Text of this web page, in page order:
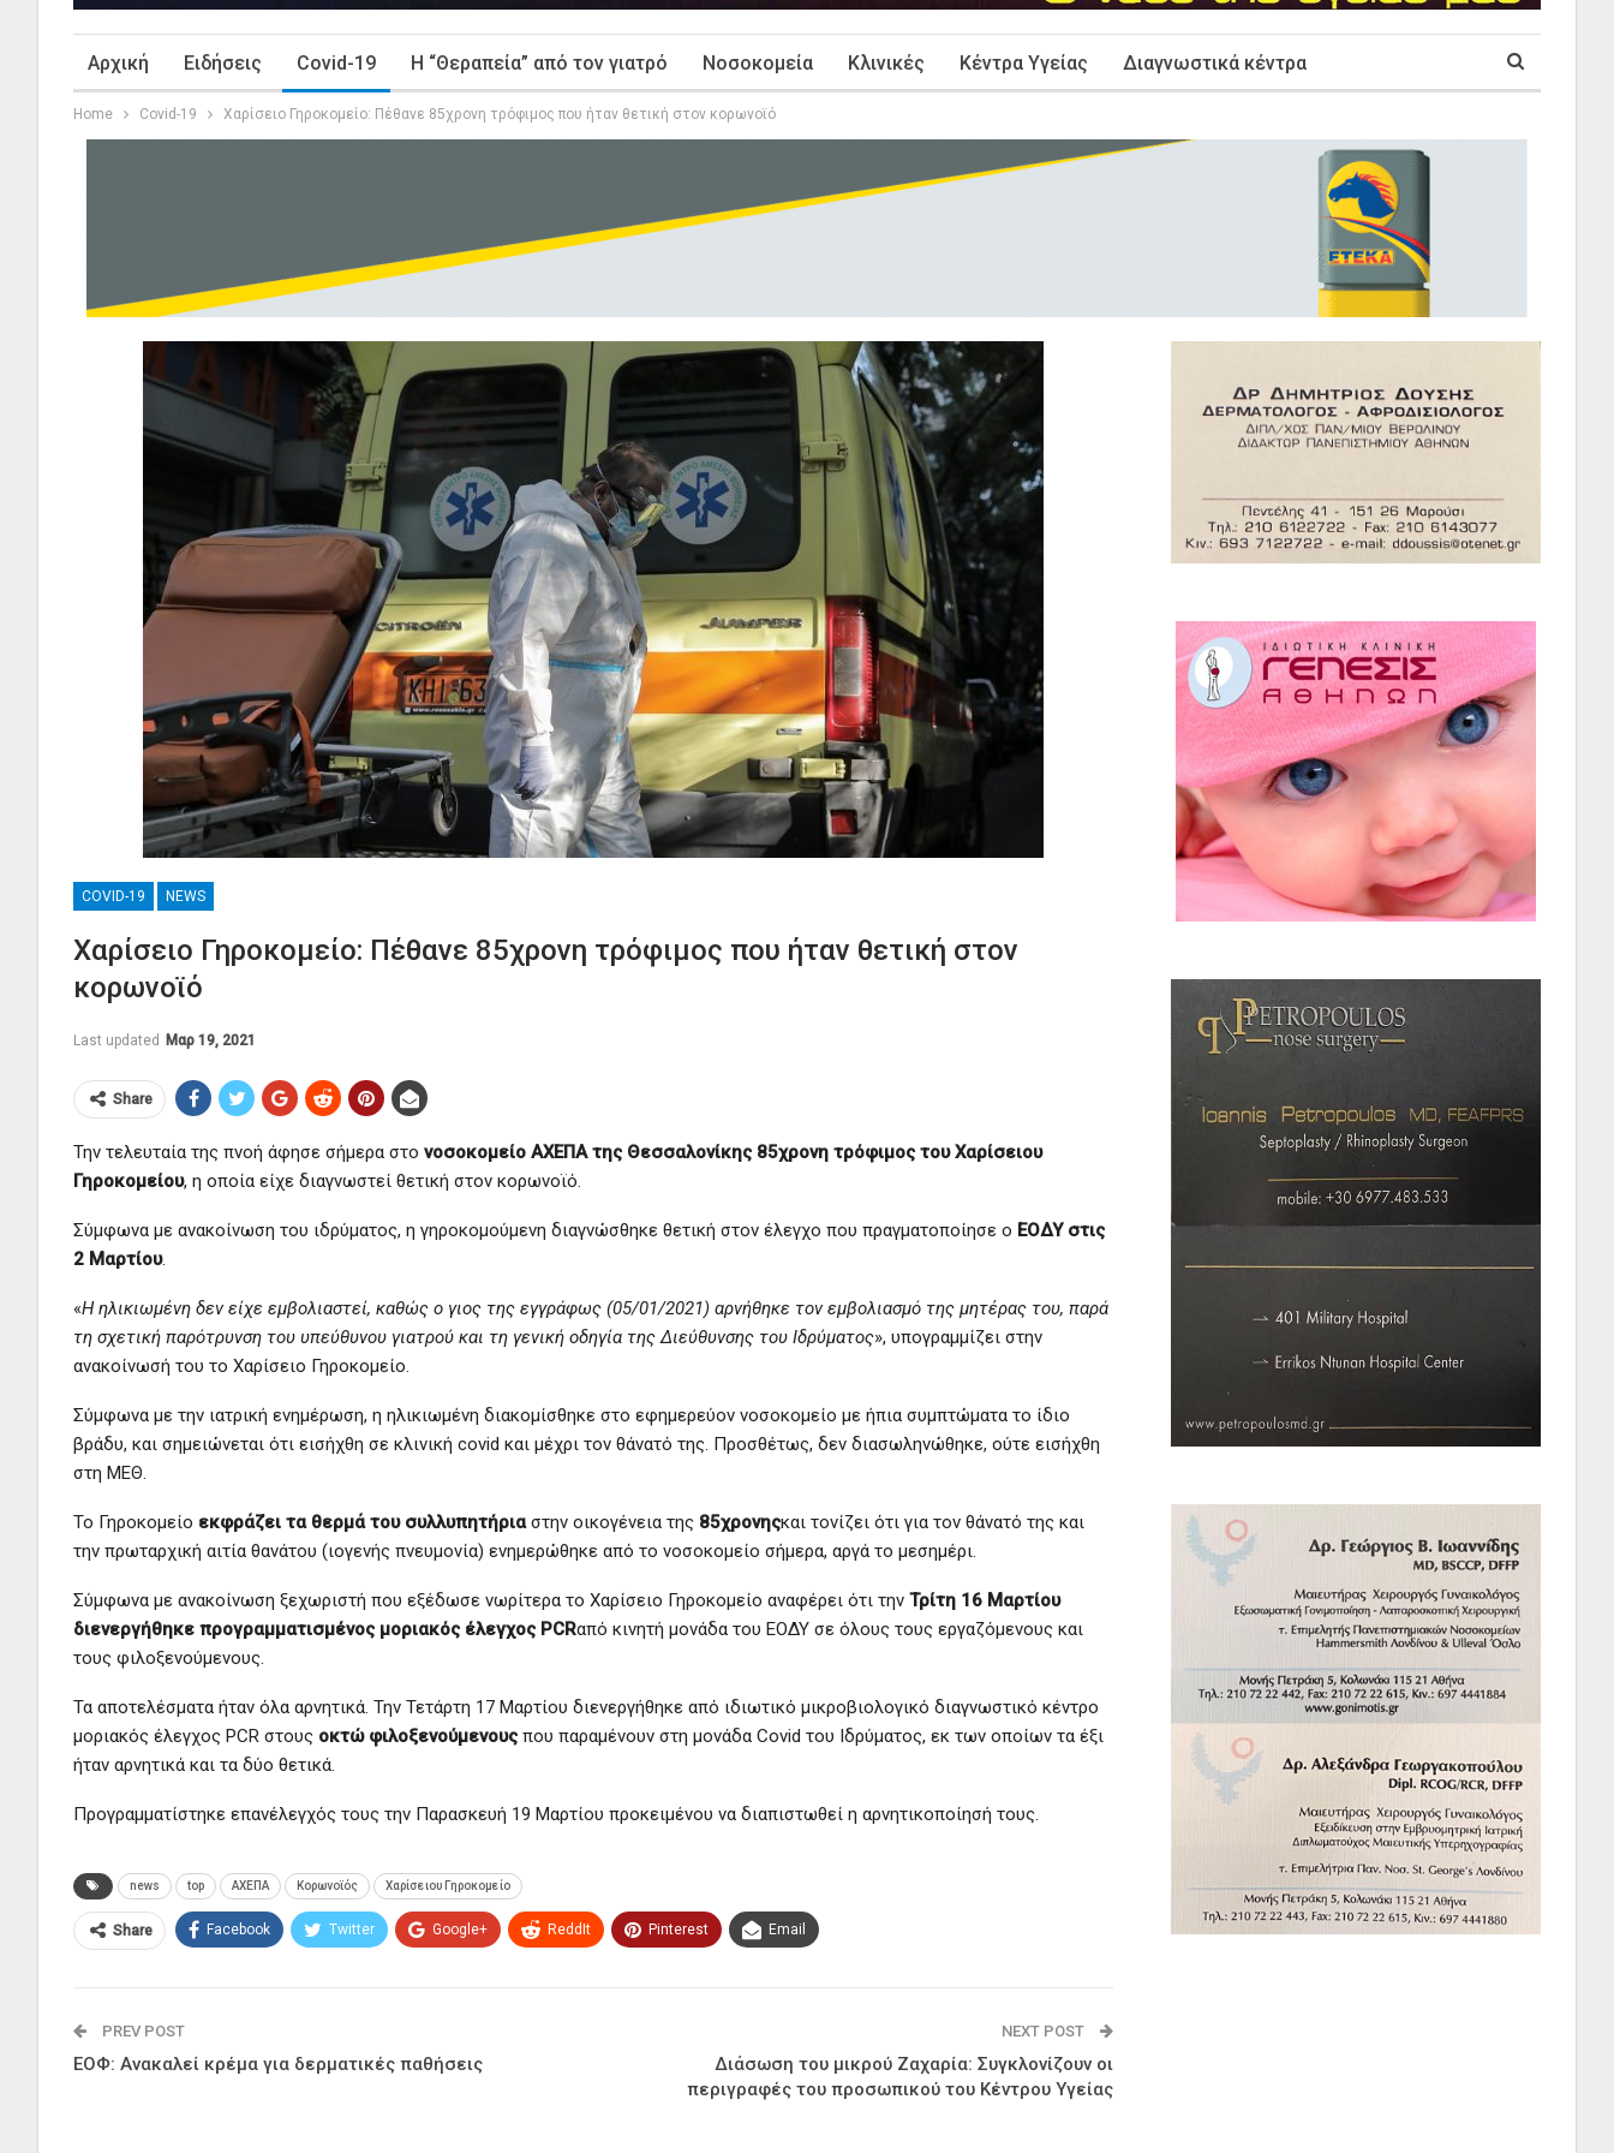
Αρχική Ειδήσεις Covid-19 Η “Θεραπεία” από τον γιατρό Νοσοκομεία Κλινικές Κέντρα Υγείας Διαγνωστικά κέντρα
Home Covid-19 Χαρίσειο Γηροκομείο: Πέθανε 85χρονη τρόφιμος που ήταν θετική στον κορωνοϊό
COVID-19 NEWS
Χαρίσειο Γηροκομείο: Πέθανε 85χρονη τρόφιμος που ήταν θετική στον
κορωνοϊό
Last updated Μαρ 19, 2021
Share
Την τελευταία της πνοή άφησε σήμερα στο νοσοκομείο ΑΧΕΠΑ της Θεσσαλονίκης 85χρονη τρόφιμος του Χαρίσειου
Γηροκομείου, η οποία είχε διαγνωστεί θετική στον κορωνοϊό.
Σύμφωνα με ανακοίνωση του ιδρύματος, η γηροκομούμενη διαγνώσθηκε θετική στον έλεγχο που πραγματοποίησε ο ΕΟΔΥ στις
2 Μαρτίου.
«Η ηλικιωμένη δεν είχε εμβολιαστεί, καθώς ο γιος της εγγράφως (05/01/2021) αρνήθηκε τον εμβολιασμό της μητέρας του, παρά
τη σχετική παρότρυνση του υπεύθυνου γιατρού και τη γενική οδηγία της Διεύθυνσης του Ιδρύματος», υπογραμμίζει στην
ανακοίνωσή του το Χαρίσειο Γηροκομείο.
Σύμφωνα με την ιατρική ενημέρωση, η ηλικιωμένη διακομίσθηκε στο εφημερεύον νοσοκομείο με ήπια συμπτώματα το ίδιο
βράδυ, και σημειώνεται ότι εισήχθη σε κλινική covid και μέχρι τον θάνατό της. Προσθέτως, δεν διασωληνώθηκε, ούτε εισήχθη
στη ΜΕΘ.
Το Γηροκομείο εκφράζει τα θερμά του συλλυπητήριαστην οικογένεια της 85χρονηςκαι τονίζει ότι για τον θάνατό της και
την πρωταρχική αιτία θανάτου (ιογενής πνευμονία) ενημερώθηκε από το νοσοκομείο σήμερα, αργά το μεσημέρι.
Σύμφωνα με ανακοίνωση ξεχωριστή που εξέδωσε νωρίτερα το Χαρίσειο Γηροκομείο αναφέρει ότι την Τρίτη 16 Μαρτίου
διενεργήθηκε προγραμματισμένος μοριακός έλεγχος PCRαπό κινητή μονάδα του ΕΟΔΥ σε όλους τους εργαζόμενους και
τους φιλοξενούμενους.
Τα αποτελέσματα ήταν όλα αρνητικά. Την Τετάρτη 17 Μαρτίου διενεργήθηκε από ιδιωτικό μικροβιολογικό διαγνωστικό κέντρο
μοριακός έλεγχος PCR στους οκτώ φιλοξενούμενους που παραμένουν στη μονάδα Covid του Ιδρύματος, εκ των οποίων τα έξι
ήταν αρνητικά και τα δύο θετικά.
Προγραμματίστηκε επανέλεγχός τους την Παρασκευή 19 Μαρτίου προκειμένου να διαπιστωθεί η αρνητικοποίησή τους.
news top ΑΧΕΠΑ Κορωνοϊός Χαρίσειου Γηροκομείο
Share Facebook Twitter Google+ ReddIt Pinterest Email
PREV POST
ΕΟΦ: Aνακαλεί κρέμα για δερματικές παθήσεις
NEXT POST
Διάσωση του μικρού Ζαχαρία: Συγκλονίζουν οι
περιγραφές του προσωπικού του Κέντρου Υγείας